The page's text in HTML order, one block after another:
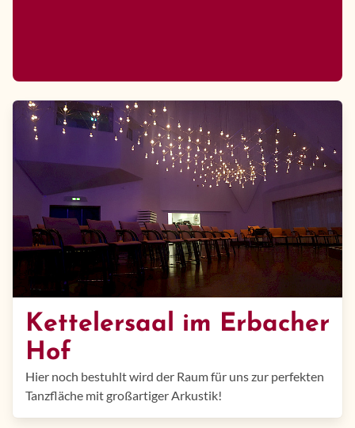
Kettelersaal im Erbacher
Hof
Hier noch bestuhlt wird der Raum für uns zur perfekten
Tanzfläche mit großartiger Arkustik!